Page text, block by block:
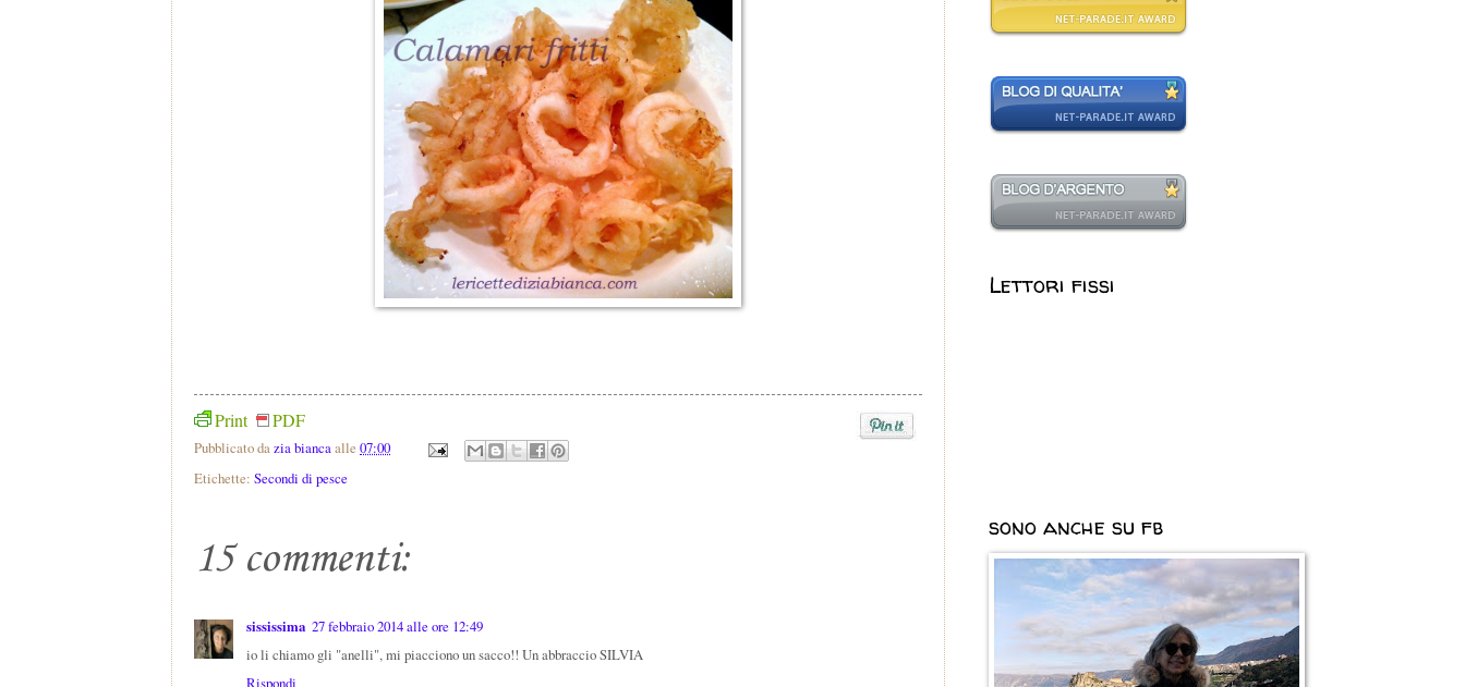
Print PDF
Pubblicato dazia biancaalle 07:00
Etichette: Secondi di pesce
15 commenti:
sississima 27 febbraio 2014 alle ore 12:49
io li chiamo gli "anelli", mi piacciono un sacco!! Un abbraccio SILVIA
Rispondi
Lettori fissi
sono anche su fb